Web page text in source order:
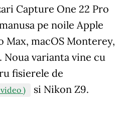
Capture One 22 Pro
pe noile Apple
Max, macOS Monterey,
Noua varianta vine cu
fisierele de
) si Nikon Z9.